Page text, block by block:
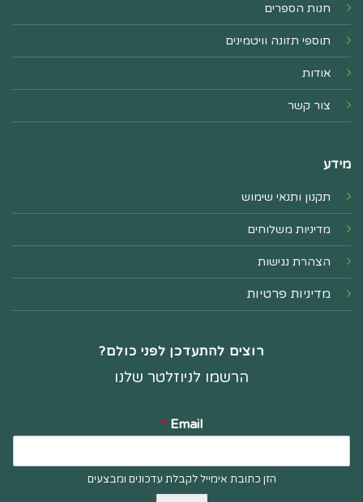
חנות הספרים
תוספי תזונה וויטמינים
אודות
צור קשר
מידע
תקנון ותנאי שימוש
מדיניות משלוחים
הצהרת נגישות
מדיניות פרטיות
רוצים להתעדכן לפני כולם?
הרשמו לניוזלטר שלנו
Email
*
הזן כתובת אימייל לקבלת עדכונים ומבצעים